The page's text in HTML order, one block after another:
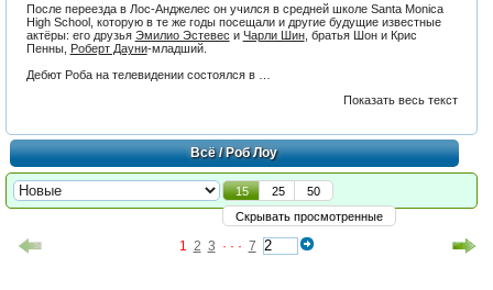
После переезда в Лос-Анджелес он учился в средней школе Santa Monica
High School, которую в те же годы посещали и другие будущие известные
актёры: его друзья Эмилио Эстевес и Чарли Шин, братья Шон и Крис
Пенны, Роберт Дауни-младший.
Дебют Роба на телевидении состоялся в …
Показать весь текст
Всё/ Роб Лоу
15 25
50
Скрывать просмотренные
1 2 3 · · · 7